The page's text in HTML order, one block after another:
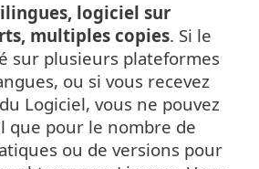
logiciel sur
multiples copies. Si le
sur plusieurs plateformes
ou si vous recevez
Logiciel, vous ne pouvez
que pour le nombre de
ou de versions pour